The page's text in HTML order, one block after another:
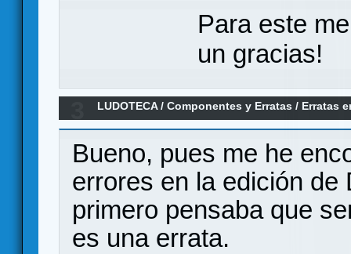
Para este
un gracias!
LUDOTECA/Componentes y Erratas / Erratas
Bueno, pues me he
errores en la edición de
primero pensaba que
es una errata.